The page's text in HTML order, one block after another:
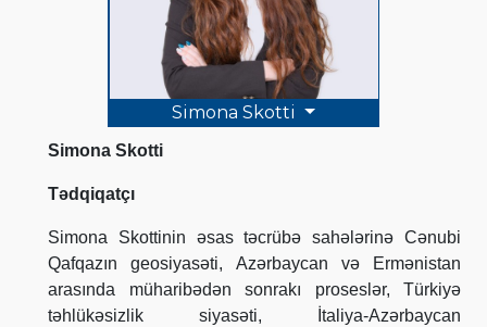
Simona Skotti
Simona Skotti
Tədqiqatçı
Simona Skottinin əsas təcrübə sahələrinə Cənubi
Qafqazın geosiyasəti, Azərbaycan və Ermənistan
arasında müharibədən sonrakı proseslər, Türkiyə
təhlükəsizlik siyasəti, İtaliya-Azərbaycan